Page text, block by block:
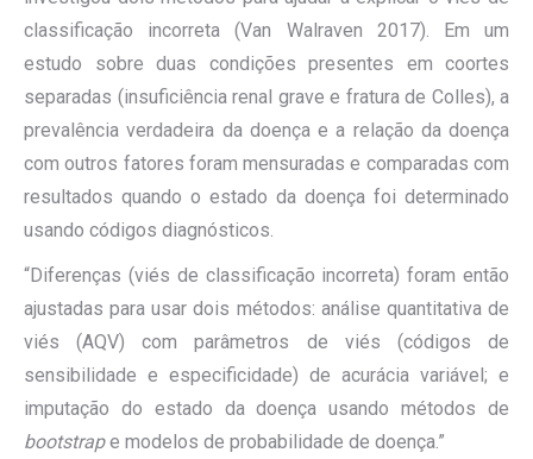
classificação incorreta (Van Walraven 2017). Em um
estudo sobre duas condições presentes em coortes
separadas (insuficiência renal grave e fratura de Colles), a
prevalência verdadeira da doença e a relação da doença
com outros fatores foram mensuradas e comparadas com
resultados quando o estado da doença foi determinado
usando códigos diagnósticos.
“Diferenças (viés de classificação incorreta) foram então
ajustadas para usar dois métodos: análise quantitativa de
viés (AQV) com parâmetros de viés (códigos de
sensibilidade e especificidade) de acurácia variável; e
imputação do estado da doença usando métodos de
bootstrape modelos de probabilidade de doença.”